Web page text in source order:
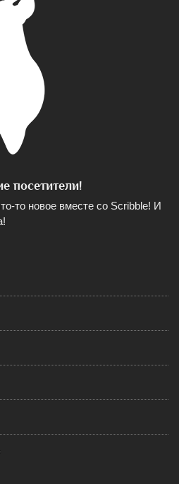
посетители!
то новое вместе со Scribble! И